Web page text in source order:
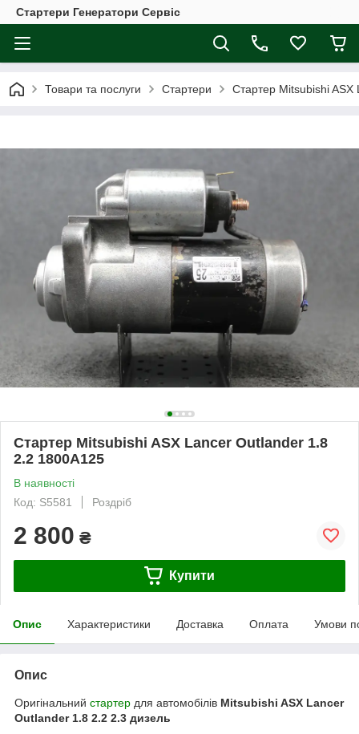
Стартери Генератори Сервіс
Товари та послуги Стартери Стартер Mitsubishi
Стартер Mitsubishi ASX Lancer Outlander 1.8
2.2 1800A125
В наявності
Код: S5581
Роздріб
2 800 ₴
Купити
Опис Характеристики Доставка Оплата Умови
Опис
Оригінальний стартер для автомобілів Mitsubishi ASX Lancer
Outlander 1.8 2.2 2.3 дизель